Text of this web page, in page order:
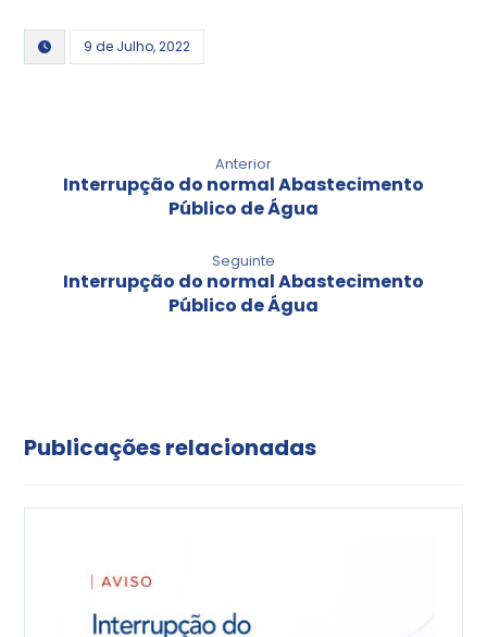
9 de Julho, 2022
Anterior
Interrupção do normal Abastecimento
Público de Água
Seguinte
Interrupção do normal Abastecimento
Público de Água
Publicações relacionadas